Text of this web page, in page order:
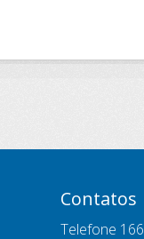
Contatos
Telefone 166